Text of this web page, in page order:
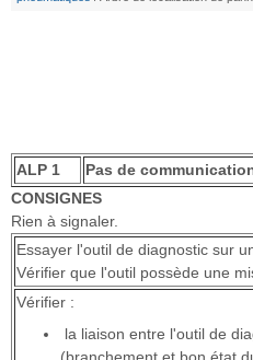
ALP 1
Pas de
CONSIGNES
Rien à signaler.
Essayer l'outil de diagnostic sur
Vérifier que l'outil possède une
Vérifier :
la liaison entre l'outil de